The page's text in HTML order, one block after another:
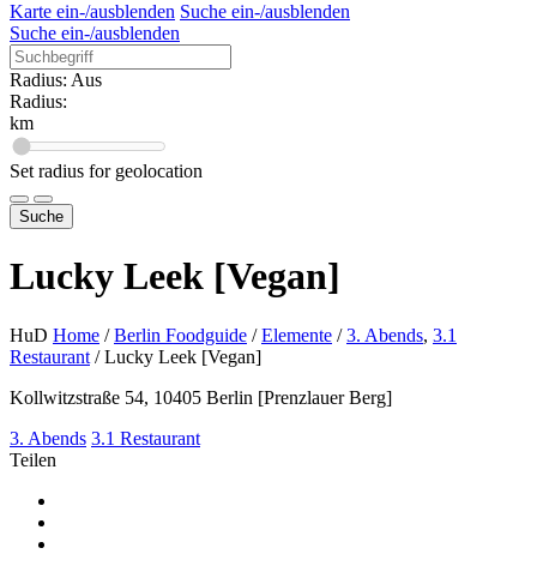
Karte ein-/ausblenden Suche ein-/ausblenden
Suche ein-/ausblenden
Radius: Aus
Radius:
km
Set radius for geolocation
Suche
Lucky Leek [Vegan]
HuD Home / Berlin Foodguide / Elemente / 3. Abends, 3.1
Restaurant / Lucky Leek [Vegan]
Kollwitzstraße 54, 10405 Berlin [Prenzlauer Berg]
3. Abends 3.1 Restaurant
Teilen